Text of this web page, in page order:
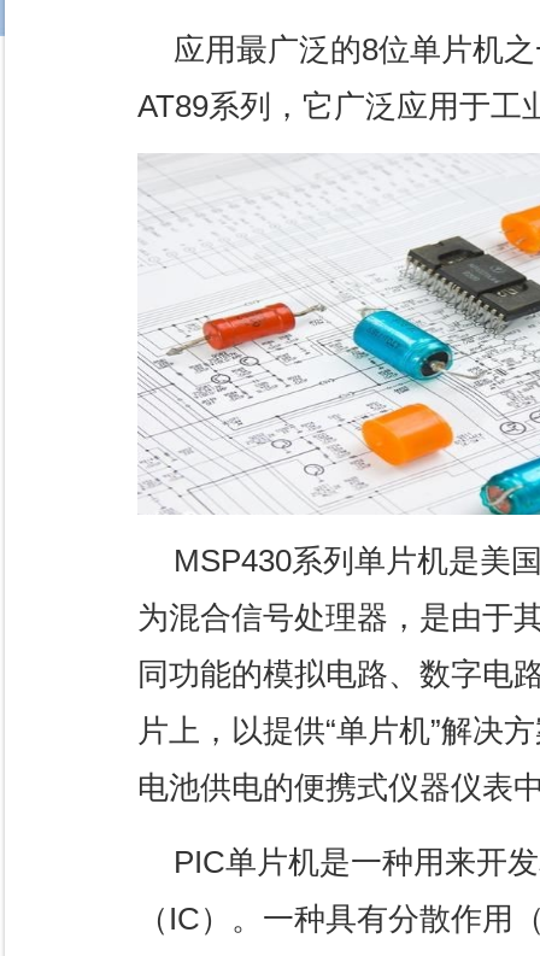
应用最广泛的8位单片机
AT89系列，它广泛应用于工
MSP430系列单片机是美
为混合信号处理器，是由于
同功能的模拟电路、数字电
片上，以提供“单片机”解决
电池供电的便携式仪器仪表
PIC单片机是一种用来开
（IC）。一种具有分散作用